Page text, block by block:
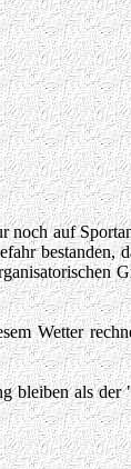
auf
bestanden,
Wetter
bleiben als